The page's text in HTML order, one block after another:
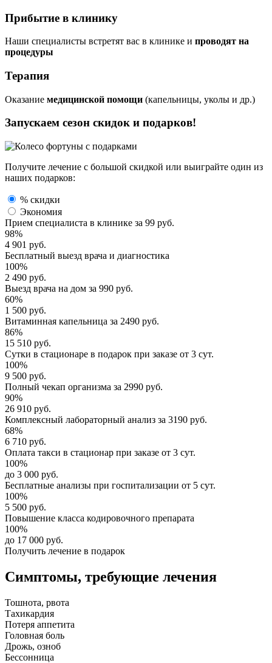
Прибытие в клинику
Наши специалисты встретят вас в клинике и проводят на
процедуры
Терапия
Оказание медицинской помощи (капельницы, уколы и др.)
Запускаем сезон скидок и подарков!
Получите лечение с большой скидкой или выиграйте один из
наших подарков:
% скидки
Экономия
Прием специалиста в клинике за 99 руб.
98%
4 901 руб.
Бесплатный выезд врача и диагностика
100%
2 490 руб.
Выезд врача на дом за 990 руб.
60%
1 500 руб.
Витаминная капельница за 2490 руб.
86%
15 510 руб.
Сутки в стационаре в подарок при заказе от 3 сут.
100%
9 500 руб.
Полный чекап организма за 2990 руб.
90%
26 910 руб.
Комплексный лабораторный анализ за 3190 руб.
68%
6 710 руб.
Оплата такси в стационар при заказе от 3 сут.
100%
до 3 000 руб.
Бесплатные анализы при госпитализации от 5 сут.
100%
5 500 руб.
Повышение класса кодировочного препарата
100%
до 17 000 руб.
Получить лечение в подарок
Симптомы, требующие лечения
Тошнота, рвота
Тахикардия
Потеря аппетита
Головная боль
Дрожь, озноб
Бессонница